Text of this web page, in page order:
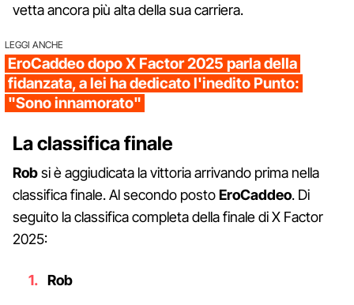
vetta ancora più alta della sua carriera.
LEGGI ANCHE
EroCaddeo dopo X Factor 2025 parla della
fidanzata, a lei ha dedicato l'inedito Punto:
"Sono innamorato"
La classifica finale
Robsi è aggiudicata la vittoria arrivando prima nella
classifica finale. Al secondo postoEroCaddeo. Di
seguito la classifica completa della finale di X Factor
2025:
Rob